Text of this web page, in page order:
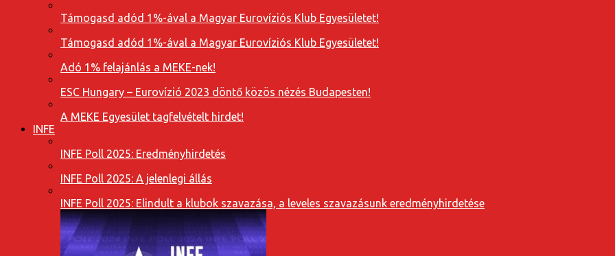
Támogasd adód 1%-ával a Magyar Eurovíziós Klub Egyesületet!
Támogasd adód 1%-ával a Magyar Eurovíziós Klub Egyesületet!
Adó 1% felajánlás a MEKE-nek!
ESC Hungary – Eurovízió 2023 döntő közös nézés Budapesten!
A MEKE Egyesület tagfelvételt hirdet!
INFE
INFE Poll 2025: Eredményhirdetés
INFE Poll 2025: A jelenlegi állás
INFE Poll 2025: Elindult a klubok szavazása, a leveles szavazásunk eredményhirdetése